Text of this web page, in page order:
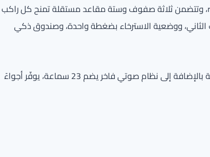
المقصوره الداخلية صُممت لتوفير أقصى درجات الراحة لكل rider، وتتضمن ثلاثة صفوف وستة مقاعد مستقلة تمنح كل راكب
ووضعية الاسترخاء بضغطة واحدة، وصندوق ذكي
لتعزيز تجربة القيادة، تضم السيارة نظاماً من أربع شاشات مترابطة بالإضافة إلى نظام صوتي فاخر يضم 23 سماعة، يوفّر أجواءً